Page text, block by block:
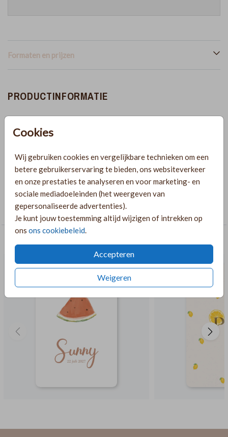
Cookies
Wij gebruiken cookies en vergelijkbare technieken om een
betere gebruikerservaring te bieden, ons websiteverkeer
en onze prestaties te analyseren en voor marketing- en
sociale mediadoeleinden (het weergeven van
gepersonaliseerde advertenties).
Je kunt jouw toestemming altijd wijzigen of intrekken op
ons ons cookiebeleid.
Accepteren
Weigeren
Formaten en prijzen
PRODUCTINFORMATIE
OMSCHRIJVING
goudfolie. Pas deze kaart naar wens aan in de online editor
en bestel een proefdruk!
COLLECTIE
Geboortekaartjes met dubbelzijdige goudfolie
AANBEVOLEN